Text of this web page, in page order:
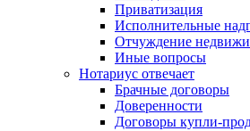
Приватизация
Исполнительные
Отчуждение
Иные вопросы
Нотариус отвечает
Брачные договоры
Доверенности
Договоры купли-